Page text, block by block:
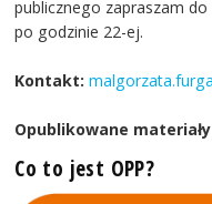
publicznego zapraszam do
po godzinie 22-ej.
Kontakt:
Opublikowane
Co to jest OPP?